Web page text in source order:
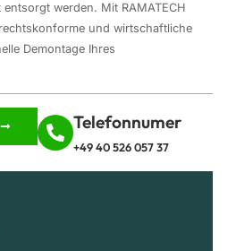
werden. Mit RAMATECH
und wirtschaftliche
Demontage Ihres
Telefonnumer
+49 40 526 057 37